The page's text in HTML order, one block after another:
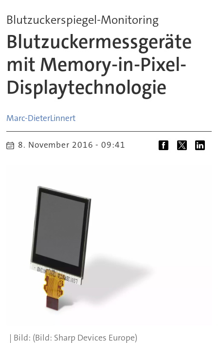
Blutzuckerspiegel-Monitoring
Blutzuckermessgeräte
mit Memory-in-Pixel-
Displaytechnologie
Marc-DieterLinnert
8. November 2016 - 09:41
(Bild: Sharp Devices Europe)